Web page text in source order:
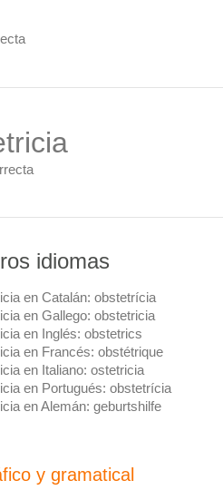
idiomas
en Catalán: obstetrícia
en Gallego: obstetricia
en Inglés: obstetrics
en Francés: obstétrique
en Italiano: ostetricia
en Portugués: obstetrícia
en Alemán: geburtshilfe
y gramatical